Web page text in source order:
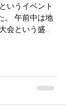
いうイベント
。 午前中は地
会という盛り
ところだな
1 Deperture 2